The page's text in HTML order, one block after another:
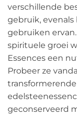
verschillende
gebruik,
gebruiken
spirituele groei
Essences een
Probeer ze
geconserveerd